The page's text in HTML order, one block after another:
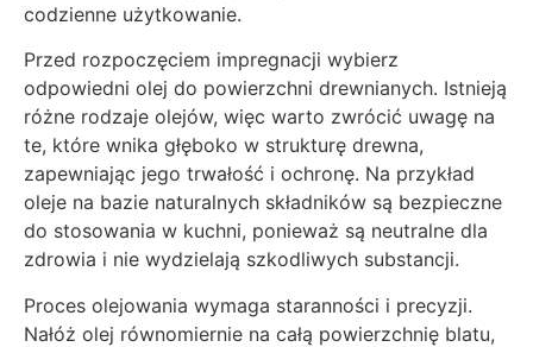
codzienne użytkowanie.
Przed rozpoczęciem impregnacji wybierz
odpowiedni olej do powierzchni drewnianych. Istnieją
różne rodzaje olejów, więc warto zwrócić uwagę na
te, które wnika głęboko w strukturę drewna,
zapewniając jego trwałość i ochronę. Na przykład
oleje na bazie naturalnych składników są bezpieczne
do stosowania w kuchni, ponieważ są neutralne dla
zdrowia i nie wydzielają szkodliwych substancji.
Proces olejowania wymaga staranności i precyzji.
Nałóż olej równomiernie na całą powierzchnię blatu,